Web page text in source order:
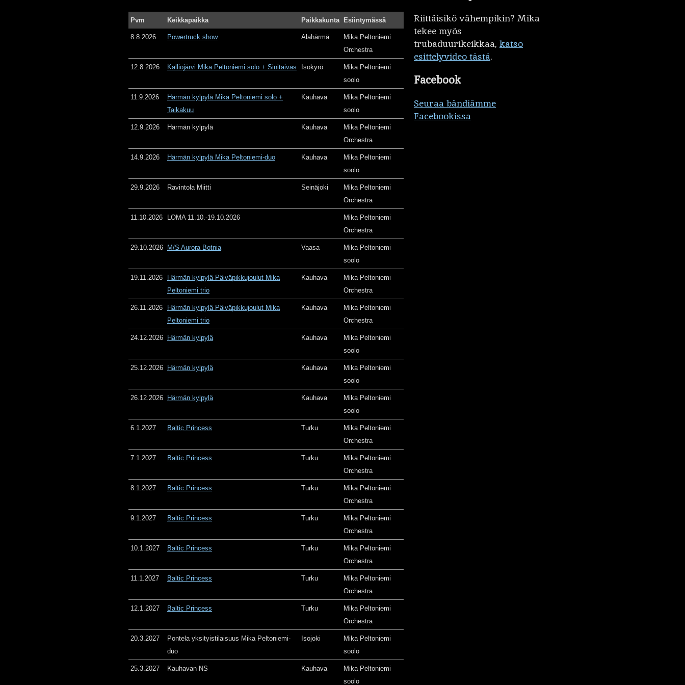
Pvm Keikkapaikka Paikkakunta Esiintymässä
8.8.2026 Powertruck show Alahärmä
Mika Peltoniemi
Orchestra
12.8.2026 Kalliojärvi Mika Peltoniemi solo + Sinitaivas Isokyrö
Mika Peltoniemi
soolo
11.9.2026
Härmän kylpylä Mika Peltoniemi solo +
Taikakuu
Kauhava
Mika Peltoniemi
soolo
12.9.2026 Härmän kylpylä Kauhava
Mika Peltoniemi
Orchestra
14.9.2026 Härmän kylpylä Mika Peltoniemi-duo Kauhava
Mika Peltoniemi
soolo
29.9.2026 Ravintola Miitti Seinäjoki
Mika Peltoniemi
Orchestra
11.10.2026 LOMA 11.10.-19.10.2026
Mika Peltoniemi
Orchestra
29.10.2026 M/S Aurora Botnia Vaasa
Mika Peltoniemi
soolo
19.11.2026
Härmän kylpylä Päiväpikkujoulut Mika
Peltoniemi trio
Kauhava
Mika Peltoniemi
Orchestra
26.11.2026
Härmän kylpylä Päiväpikkujoulut Mika
Peltoniemi trio
Kauhava
Mika Peltoniemi
Orchestra
24.12.2026 Härmän kylpylä Kauhava
Mika Peltoniemi
soolo
25.12.2026 Härmän kylpylä Kauhava
Mika Peltoniemi
soolo
26.12.2026 Härmän kylpylä Kauhava
Mika Peltoniemi
soolo
6.1.2027 Baltic Princess Turku
Mika Peltoniemi
Orchestra
7.1.2027 Baltic Princess Turku
Mika Peltoniemi
Orchestra
8.1.2027 Baltic Princess Turku
Mika Peltoniemi
Orchestra
9.1.2027 Baltic Princess Turku
Mika Peltoniemi
Orchestra
10.1.2027 Baltic Princess Turku
Mika Peltoniemi
Orchestra
11.1.2027 Baltic Princess Turku
Mika Peltoniemi
Orchestra
12.1.2027 Baltic Princess Turku
Mika Peltoniemi
Orchestra
20.3.2027
Pontela yksityistilaisuus Mika Peltoniemi-
duo
Isojoki
Mika Peltoniemi
soolo
25.3.2027 Kauhavan NS Kauhava
Mika Peltoniemi
soolo
Riittäisikö vähempikin? Mika
tekee myös
trubaduurikeikkaa, katso
esittelyvideo tästä.
Facebook
Seuraa bändiämme
Facebookissa